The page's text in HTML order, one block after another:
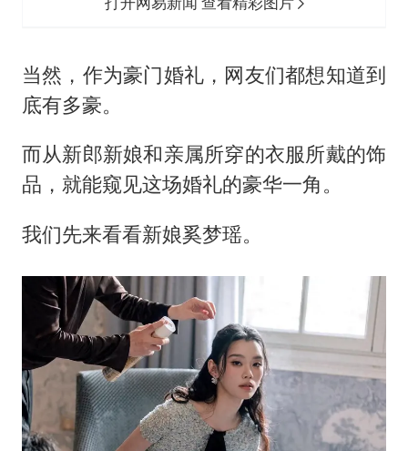
当然，作为豪门婚礼，网友们都想知道到
底有多豪。
而从新郎新娘和亲属所穿的衣服所戴的饰
品，就能窥见这场婚礼的豪华一角。
我们先来看看新娘奚梦瑶。